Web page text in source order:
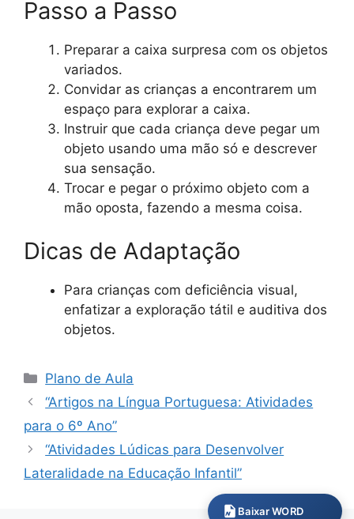
Passo a Passo
Preparar a caixa surpresa com os objetos
variados.
Convidar as crianças a encontrarem um
espaço para explorar a caixa.
Instruir que cada criança deve pegar um
objeto usando uma mão só e descrever
sua sensação.
Trocar e pegar o próximo objeto com a
mão oposta, fazendo a mesma coisa.
Dicas de Adaptação
Para crianças com deficiência visual,
enfatizar a exploração tátil e auditiva dos
objetos.
Categorias
Plano de Aula
“Artigos na Língua Portuguesa: Atividades
para o 6º Ano”
“Atividades Lúdicas para Desenvolver
Lateralidade na Educação Infantil”
Baixar WORD